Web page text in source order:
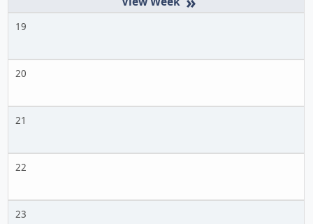
19
20
21
22
23